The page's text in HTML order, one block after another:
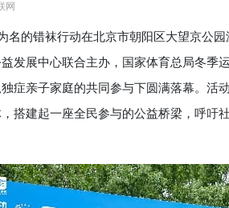
网
的错袜行动在北京市朝阳区大望京公园
发展中心联合主办，国家体育总局冬季
症亲子家庭的共同参与下圆满落幕。活
搭建起一座全民参与的公益桥梁，呼吁